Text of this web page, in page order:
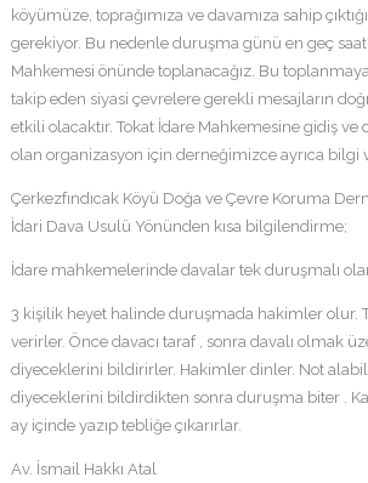
köyümüze, toprağımıza ve davamıza sahip
gerekiyor. Bu nedenle duruşma günü en geç
Mahkemesi önünde toplanacağız. Bu toplanmaya
takip eden siyasi çevrelere gerekli mesajların
etkili olacaktır. Tokat İdare Mahkemesine gidiş ve
olan organizasyon için derneğimizce ayrıca bilgi
Çerkezfındıcak Köyü Doğa ve Çevre Koruma
İdari Dava Usulü Yönünden kısa bilgilendirme;
İdare mahkemelerinde davalar tek duruşmalı
3 kişilik heyet halinde duruşmada hakimler olur.
verirler. Önce davacı taraf , sonra davalı olmak
diyeceklerini bildirirler. Hakimler dinler. Not
diyeceklerini bildirdikten sonra duruşma biter .
ay içinde yazıp tebliğe çıkarırlar.
Av. İsmail Hakkı Atal